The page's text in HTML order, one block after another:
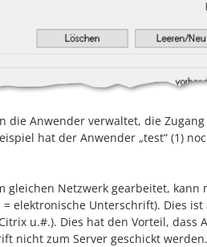
die Anwender verwaltet, die Zugang
hat der Anwender „test“ (1)
Netzwerk gearbeitet, kann
= elektronische Unterschrift). Dies
u.#.). Dies hat den Vorteil, dass
nicht zum Server geschickt werden.